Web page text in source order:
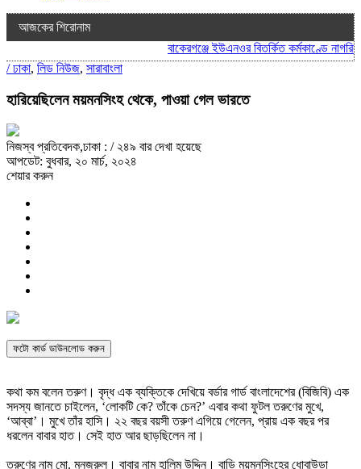
আজকের শিরোনাম
বাকেরগঞ্জে ইউএনওর বিতর্কিত কর্মকাণ্ডে নাগরিক
/ঢাকা, লিড নিউজ, সারাবাংলা
হারিয়েছিলেন ময়মনসিংহ থেকে, পাওয়া গেল ভারতে
নিজস্ব প্রতিবেদক,ঢাকা : / ২৪৯ বার দেখা হয়েছে
আপডেট: বুধবার, ২০ মার্চ, ২০২৪
শেয়ার করুন
ফটো কার্ড ডাউনলোড করুন
কথা কম বলেন তরুণ। বৃদ্ধ এক ব্যক্তিকে দেখিয়ে বর্ডার গার্ড বাংলাদেশের (বিজিবি) এক
সদস্য জানতে চাইলেন, ‘লোকটি কে? তাঁকে চেন?’ এবার কথা ফুটল তরুণের মুখে,
‘আব্বা’। মুখে তাঁর হাসি। ২২ বছর বয়সী তরুণ এগিয়ে গেলেন, প্রায় এক বছর পর
ধরলেন বাবার হাত। সেই হাত আর ছাড়ছিলেন না।
তরুণের নাম মো. মনজুরুল। বাবার নাম হালিম উদ্দিন। বাড়ি ময়মনসিংহের ধোবাউড়া